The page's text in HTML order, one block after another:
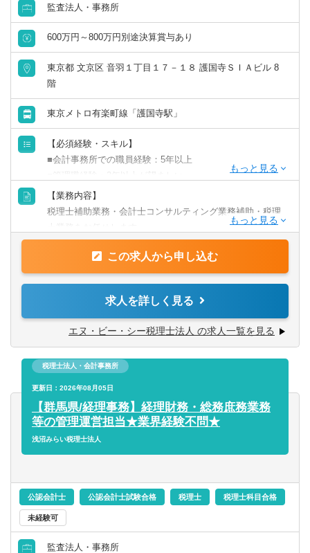
監査法人・事務所
600万円～800万円別途決算賞与あり
東京都 文京区 音羽１丁目１７－１８ 護国寺ＳＩＡビル 8
階
東京メトロ有楽町線「護国寺駅」
【必須経験・スキル】
■会計事務所での職員経験：5年以上
【求める人物像】
■知識やノウハウをお客様のために役立てたい方
■税務業務だけではなくコンサルティングなど、幅広い仕事
【業務内容】
税理士補助業務・会計士コンサルティング業務補助・税理
まで一通り担当してもらいます。
全体の業務の2割ほどで海外インパウンド業務もあります
入社後は国内法人の業務が中心のため、英語や中国語が全
くできない方でも問題ありません。
す
(台湾、香港、上海などの拠点繋がりでの業務が多いです)
※お客様はベンチャー企業をメインに売上数億～数十億規
模のお客様まで幅広く関与することができます
※担当顧客数は50件程を予定しておりますが、他職員が作
ください
※お客様先訪問なども一部ございますが、基本は所内での
業務となります(メール、チャットワーク等のコミュニケー
ションツールでの対応が多いです)
この求人から申し込む
求人を詳しく見る
エヌ・ビー・シー税理士法人 の求人一覧を見る
税理士法人・会計事務所
更新日：2026年08月05日
【群馬県/経理事務】経理財務・総務庶務業務
等の管理運営担当★業界経験不問★
浅沼みらい税理士法人
公認会計士 公認会計士試験合格 税理士 税理士科目合格
未経験可
監査法人・事務所
群馬県 埼玉県
神奈川県
石川県 福井県
山梨県 長野県
東海
岐阜県 静岡県
関西
滋賀県 京都府
奈良県 和歌山県
中国・四国
金融専門職
すべて選択する
投資事業
経営／企画／管理／事務
経理／財務／管理会計
財務／管理会計
事務／秘書
管理部門アシスタント